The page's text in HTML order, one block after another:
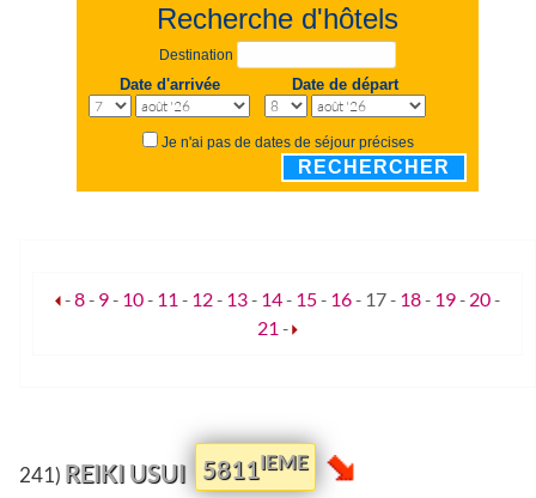
Recherche d'hôtels
Destination
Date d'arrivée Date de départ
Je n'ai pas de dates de séjour précises
RECHERCHER
-8- 9- 10- 11 - 12- 13- 14- 15- 16- 17- 18- 19- 20-
21 -
241) REIKI USUI 5811IEME